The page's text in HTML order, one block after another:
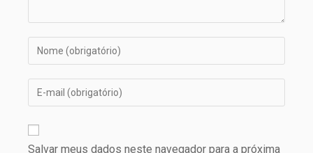
Salvar meus dados neste navegador para a próxima